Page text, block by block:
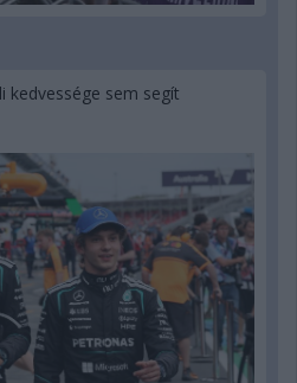
kedvessége sem segít